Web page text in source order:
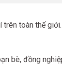
toàn thế
bè, đồng